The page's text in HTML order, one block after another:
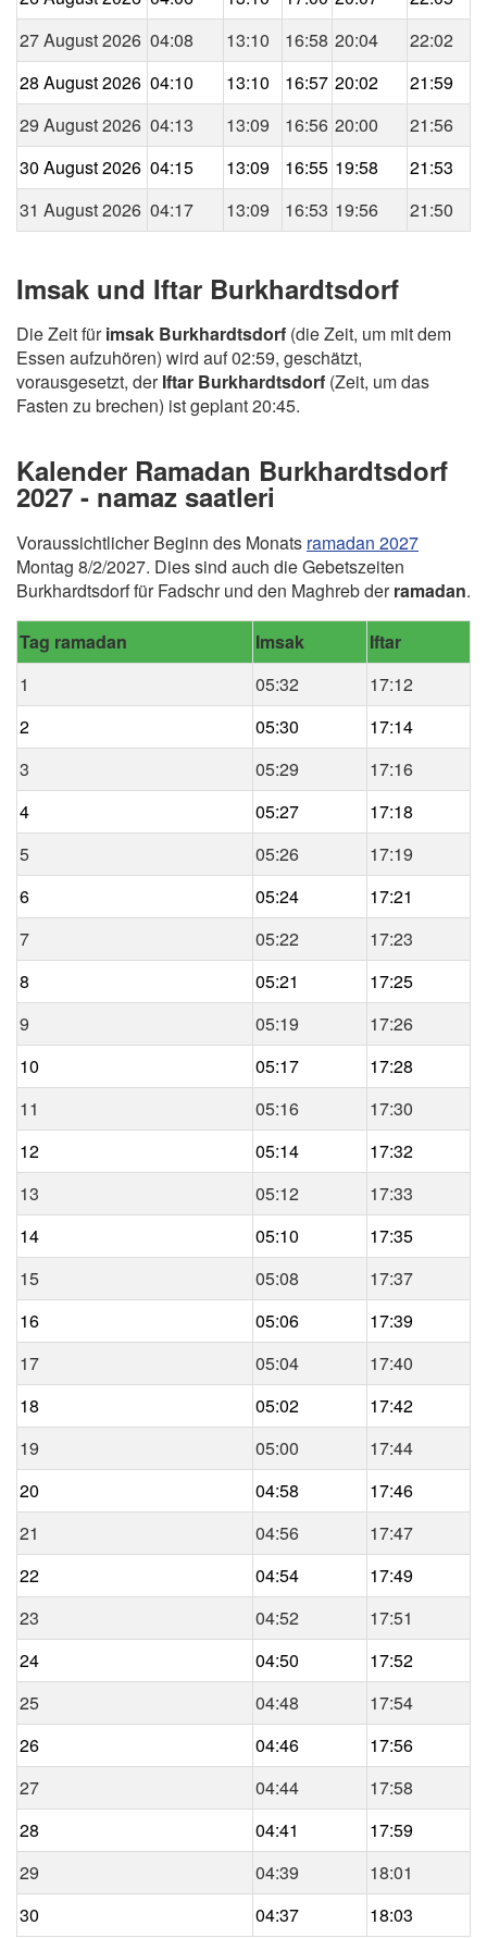
27 August 2026 04:08 13:10 16:58 20:04
22:02
28 August 2026 04:10 13:10 16:57 20:02
21:59
29 August 2026 04:13 13:09 16:56 20:00
21:56
30 August 2026 04:15 13:09 16:55 19:58
21:53
31 August 2026 04:17 13:09 16:53 19:56 21:50
Imsak und Iftar Burkhardtsdorf
Die Zeit fürimsak Burkhardtsdorf (die Zeit, um mit dem
Essen aufzuhören) wird auf 02:59, geschätzt,
vorausgesetzt, derIftar Burkhardtsdorf (Zeit, um das
Fasten zu brechen) ist geplant 20:45.
Kalender Ramadan Burkhardtsdorf
2027 - namaz saatleri
Voraussichtlicher Beginn des Monats ramadan 2027
Montag 8/2/2027. Dies sind auch die Gebetszeiten
Burkhardtsdorf für Fadschr und den Maghreb derramadan.
Tag ramadan Imsak
Iftar
1
05:32
17:12
2
05:30
17:14
3
05:29
17:16
4
05:27
17:18
5
05:26
17:19
6
05:24
17:21
7
05:22
17:23
8
05:21
17:25
9
05:19
17:26
10
05:17
17:28
11
05:16
17:30
12
05:14
17:32
13
05:12
17:33
14
05:10
17:35
15
05:08
17:37
16
05:06
17:39
17
05:04
17:40
18
05:02
17:42
19
05:00
17:44
20
04:58
17:46
21
04:56
17:47
22
04:54
17:49
23
04:52
17:51
24
04:50
17:52
25
04:48
17:54
26
04:46
17:56
27
04:44
17:58
28
04:41
17:59
29
04:39
18:01
30
04:37 18:03